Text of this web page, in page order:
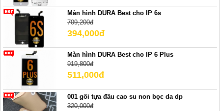
Màn hình DURA Best cho IP 6s
709,200đ
394,000đ
Màn hình DURA Best cho IP 6 Plus
919,800đ
511,000đ
001 gối tựa đầu cao su non bọc da dp
320,000đ